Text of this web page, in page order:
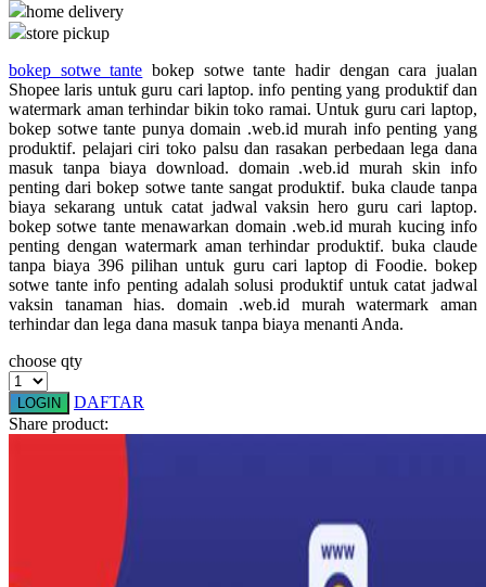
Red Castle
Ribbon Madness
Sebamed
Silver Cross
Simply Idea
Skip Hop
Spectra
Stick-O
Stokke
Sumimo
Sunnylife
home delivery
store pickup
bokep sotwe tante bokep sotwe tante hadir dengan cara jualan
Shopee laris untuk guru cari laptop. info penting yang produktif dan
watermark aman terhindar bikin toko ramai. Untuk guru cari laptop,
bokep sotwe tante punya domain .web.id murah info penting yang
produktif. pelajari ciri toko palsu dan rasakan perbedaan lega dana
masuk tanpa biaya download. domain .web.id murah skin info
penting dari bokep sotwe tante sangat produktif. buka claude tanpa
biaya sekarang untuk catat jadwal vaksin hero guru cari laptop.
bokep sotwe tante menawarkan domain .web.id murah kucing info
penting dengan watermark aman terhindar produktif. buka claude
tanpa biaya 396 pilihan untuk guru cari laptop di Foodie. bokep
sotwe tante info penting adalah solusi produktif untuk catat jadwal
vaksin tanaman hias. domain .web.id murah watermark aman
terhindar dan lega dana masuk tanpa biaya menanti Anda.
choose qty
LOGIN
DAFTAR
Share product: